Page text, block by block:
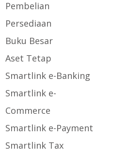
Pembelian
Persediaan
Buku Besar
Aset Tetap
Smartlink e-Banking
Smartlink e-
Commerce
Smartlink e-Payment
Smartlink Tax